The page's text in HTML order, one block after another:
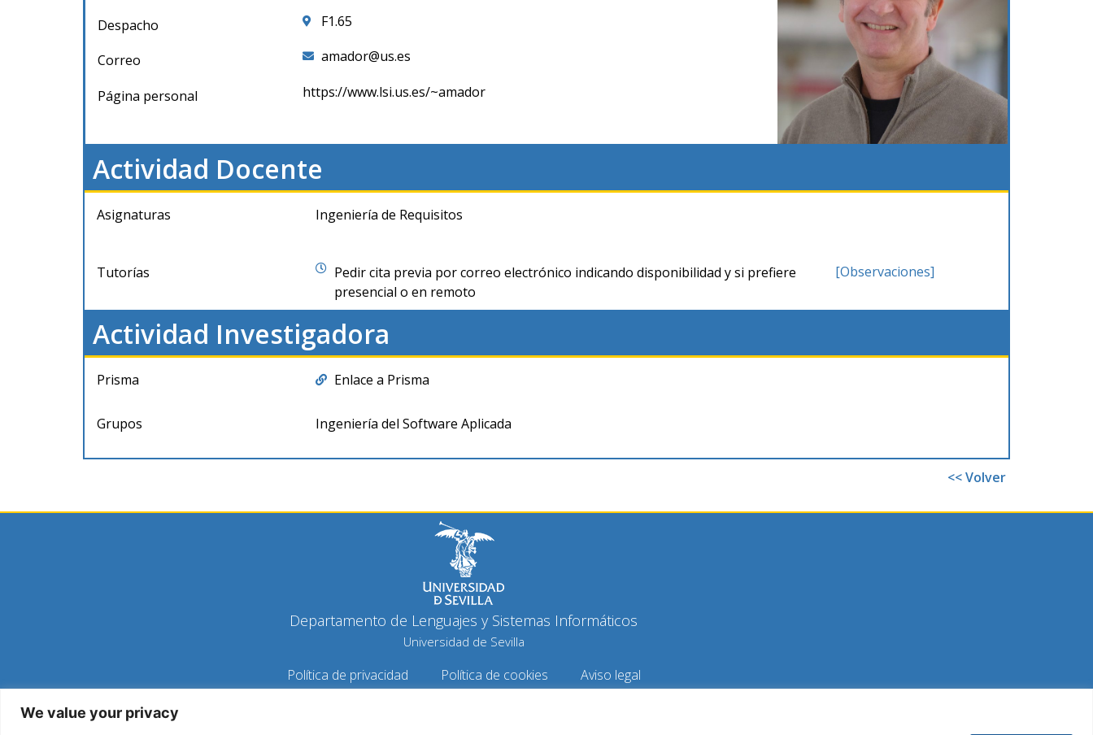
We value your privacy
Despacho F1.65
Correo amador@us.es
Página personal https://www.lsi.us.es/~amador
Actividad Docente
Asignaturas Ingeniería de Requisitos
Tutorías
Pedir cita previa por correo electrónico indicando disponibilidad y si prefiere
presencial o en remoto
[Observaciones]
Actividad Investigadora
Prisma Enlace a Prisma
Grupos Ingeniería del Software Aplicada
<< Volver
Departamento de Lenguajes y Sistemas Informáticos
Universidad de Sevilla
Política de privacidad Política de cookies Aviso legal